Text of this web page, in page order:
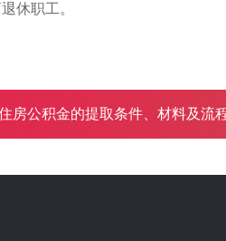
休职工。
房公积金的提取条件、材料及流